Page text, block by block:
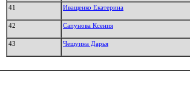
41 Иващенко Екатерина
42 Сапунова Ксения
43 Чешуина Дарья